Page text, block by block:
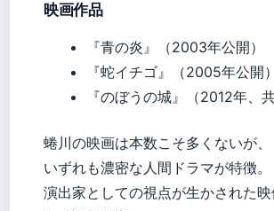
映画作品
『青の炎』（2003年公開）
『蛇イチゴ』（2005年公開）
『のぼうの城』（2012年、
蜷川の映画は本数こそ多くないが、
いずれも濃密な人間ドラマが特徴。
演出家としての視点が生かされた映